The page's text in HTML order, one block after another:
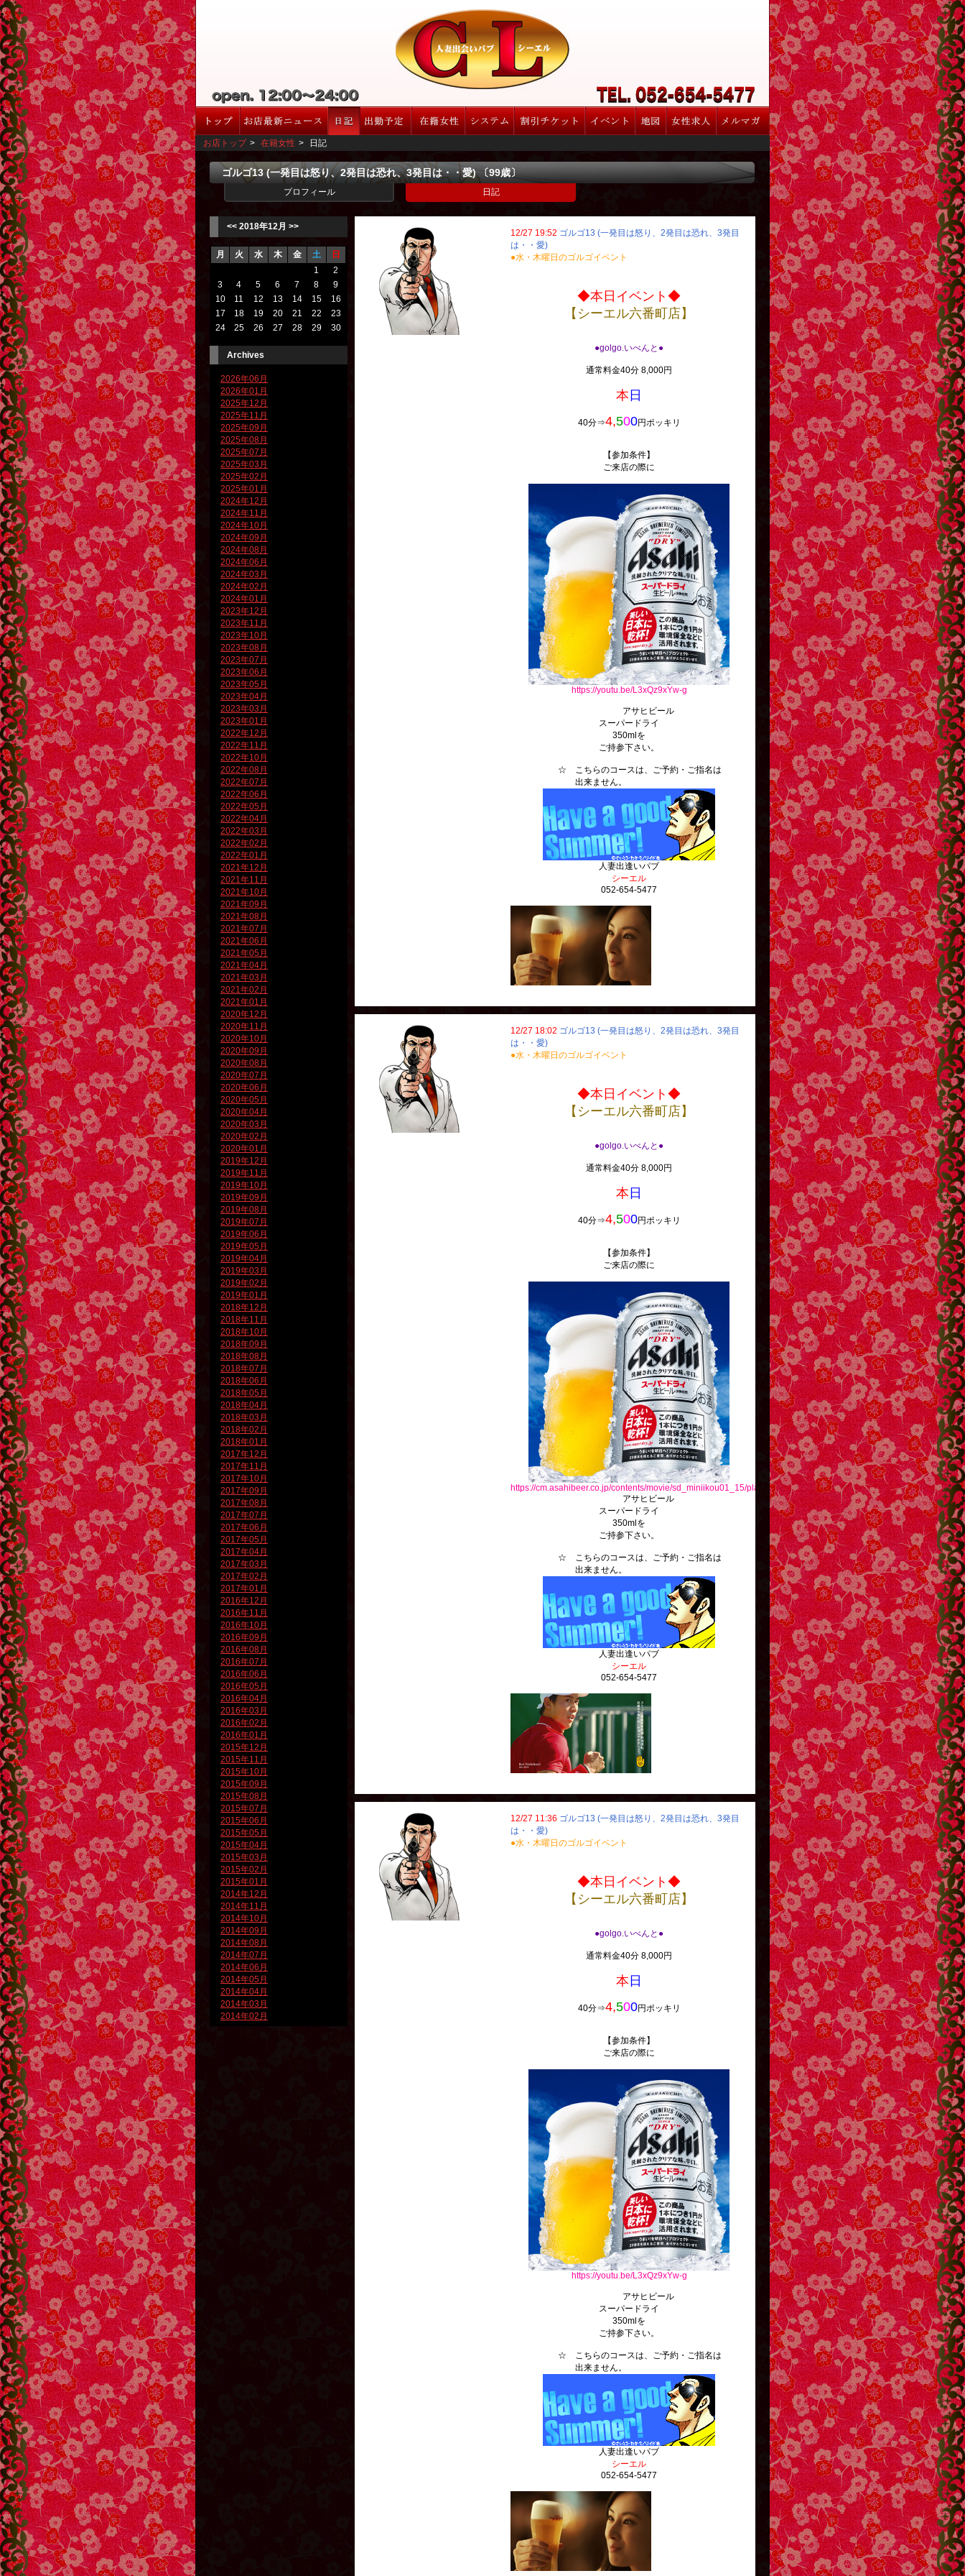
お店トップ > 在籍女性 > 日記
ゴルゴ13 (一発目は怒り、2発目は恐れ、3発目は・・愛) 〔99歳〕
プロフィール 日記
<< 2018年12月 >>
月 火 水 木 金 土
日
1
2
3
4 5 6 7 8
9
10
11 12 13 14 15
16
17
18 19 20 21 22
23
24
25 26 27 28 29 30
Archives
2026年06月
2026年01月
2025年12月
2025年11月
2025年09月
2025年08月
2025年07月
2025年03月
2025年02月
2025年01月
2024年12月
2024年11月
2024年10月
2024年09月
2024年08月
2024年06月
2024年03月
2024年02月
2024年01月
2023年12月
2023年11月
2023年10月
2023年08月
2023年07月
2023年06月
2023年05月
2023年04月
2023年03月
2023年01月
2022年12月
2022年11月
2022年10月
2022年08月
2022年07月
2022年06月
2022年05月
2022年04月
2022年03月
2022年02月
2022年01月
2021年12月
2021年11月
2021年10月
2021年09月
2021年08月
2021年07月
2021年06月
2021年05月
2021年04月
2021年03月
2021年02月
2021年01月
2020年12月
2020年11月
2020年10月
2020年09月
2020年08月
2020年07月
2020年06月
2020年05月
2020年04月
2020年03月
2020年02月
2020年01月
2019年12月
2019年11月
2019年10月
2019年09月
2019年08月
2019年07月
2019年06月
2019年05月
2019年04月
2019年03月
2019年02月
2019年01月
2018年12月
2018年11月
2018年10月
2018年09月
2018年08月
2018年07月
2018年06月
2018年05月
2018年04月
2018年03月
2018年02月
2018年01月
2017年12月
2017年11月
2017年10月
2017年09月
2017年08月
2017年07月
2017年06月
2017年05月
2017年04月
2017年03月
2017年02月
2017年01月
2016年12月
2016年11月
2016年10月
2016年09月
2016年08月
2016年07月
2016年06月
2016年05月
2016年04月
2016年03月
2016年02月
2016年01月
2015年12月
2015年11月
2015年10月
2015年09月
2015年08月
2015年07月
2015年06月
2015年05月
2015年04月
2015年03月
2015年02月
2015年01月
2014年12月
2014年11月
2014年10月
2014年09月
2014年08月
2014年07月
2014年06月
2014年05月
2014年04月
2014年03月
2014年02月
12/27 19:52 ゴルゴ13 (一発目は怒り、2発目は恐れ、3発目
は・・愛)
●水・木曜日のゴルゴイベント
◆本日イベント◆
【シーエル六番町店】
●golgo.いべんと●
通常料金40分 8,000円
本 日
40分⇒4,500円ポッキリ
【参加条件】
ご来店の際に
https://youtu.be/L3xQz9xYw-g
アサヒビール
スーパードライ
350mlを
ご持参下さい。
☆ こちらのコースは、ご予約・ご指名は
出来ません。
人妻出逢いパブ
シーエル
052-654-5477
12/27 18:02 ゴルゴ13 (一発目は怒り、2発目は恐れ、3発目
は・・愛)
●水・木曜日のゴルゴイベント
◆本日イベント◆
【シーエル六番町店】
●golgo.いべんと●
通常料金40分 8,000円
本 日
40分⇒4,500円ポッキリ
【参加条件】
ご来店の際に
https://cm.asahibeer.co.jp/contents/movie/sd_miniikou01_15/player/index.php
アサヒビール
スーパードライ
350mlを
ご持参下さい。
☆ こちらのコースは、ご予約・ご指名は
出来ません。
人妻出逢いパブ
シーエル
052-654-5477
12/27 11:36 ゴルゴ13 (一発目は怒り、2発目は恐れ、3発目
は・・愛)
●水・木曜日のゴルゴイベント
◆本日イベント◆
【シーエル六番町店】
●golgo.いべんと●
通常料金40分 8,000円
本 日
40分⇒4,500円ポッキリ
【参加条件】
ご来店の際に
https://youtu.be/L3xQz9xYw-g
アサヒビール
スーパードライ
350mlを
ご持参下さい。
☆ こちらのコースは、ご予約・ご指名は
出来ません。
人妻出逢いパブ
シーエル
052-654-5477